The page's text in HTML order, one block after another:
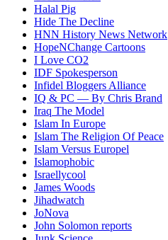
Halal Pig
Hide The Decline
HNN History News Network
HopeNChange Cartoons
I Love CO2
IDF Spokesperson
Infidel Bloggers Alliance
IQ & PC — By Chris Brand
Iraq The Model
Islam In Europe
Islam The Religion Of Peace
Islam Versus Europel
Islamophobic
Israellycool
James Woods
Jihadwatch
JoNova
John Solomon reports